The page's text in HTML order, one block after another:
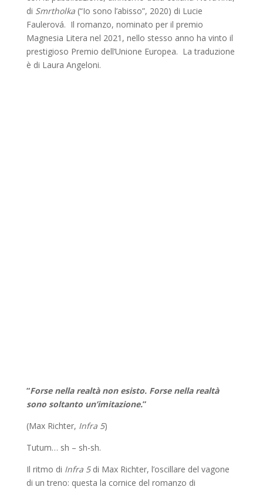
di Smrtholka(“Io sono l’abisso”, 2020) di Lucie
Faulerová. Il romanzo, nominato per il premio
Magnesia Litera nel 2021, nello stesso anno ha vinto il
prestigioso Premio dell’Unione Europea. La traduzione
è di Laura Angeloni.
“Forse nella realtà non esisto. Forse nella realtà
sono soltanto un’imitazione.”
(Max Richter, Infra 5)
Tutum… sh – sh-sh.
Il ritmo di Infra 5di Max Richter, l’oscillare del vagone
di un treno: questa la cornice del romanzo di